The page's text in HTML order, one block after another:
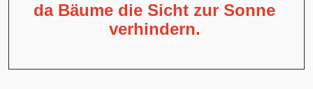
da Bäume die Sicht zur Sonne
verhindern.